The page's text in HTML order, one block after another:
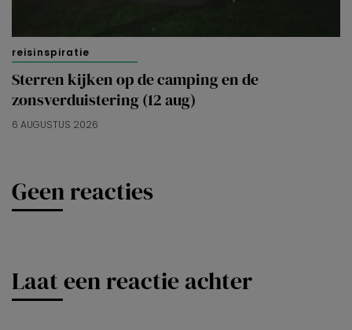
reisinspiratie
Sterren kijken op de camping en de
zonsverduistering (12 aug)
6 AUGUSTUS 2026
Geen reacties
Laat een reactie achter